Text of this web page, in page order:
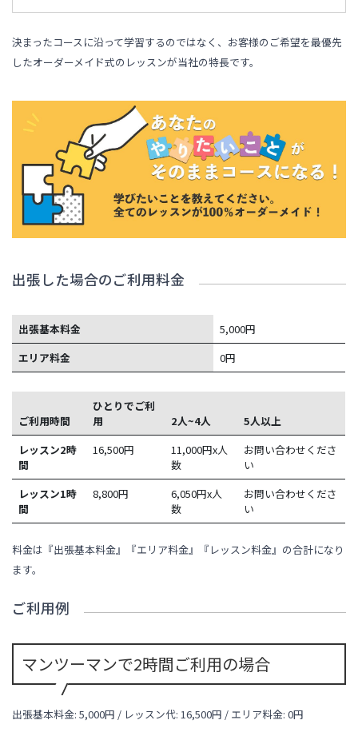
決まったコースに沿って学習するのではなく、お客様のご希望を最優先
したオーダーメイド式のレッスンが当社の特長です。
出張した場合のご利用料金
出張基本料金
5,000円
エリア料金
0円
ご利用時間
ひとりでご利
用
2人~4人
5人以上
レッスン2時
間
16,500円
11,000円x人
数
お問い合わせくださ
い
レッスン1時
間
8,800円
6,050円x人
数
お問い合わせくださ
い
料金は『出張基本料金』『エリア料金』『レッスン料金』の合計になり
ます。
ご利用例
マンツーマンで2時間ご利用の場合
出張基本料金: 5,000円 / レッスン代: 16,500円 / エリア料金:0円